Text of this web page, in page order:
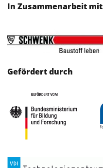
In Zusammenarbeit mit
Gefördert durch